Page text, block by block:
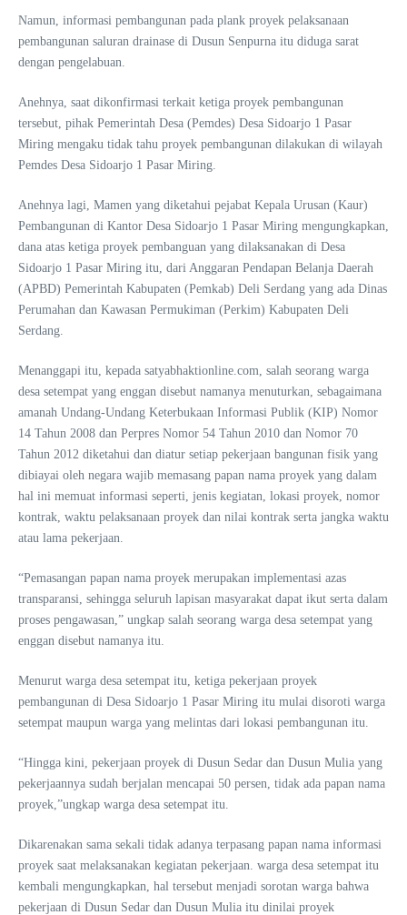
Namun, informasi pembangunan pada plank proyek pelaksanaan
pembangunan saluran drainase di Dusun Senpurna itu diduga sarat
dengan pengelabuan.
Anehnya, saat dikonfirmasi terkait ketiga proyek pembangunan
tersebut, pihak Pemerintah Desa (Pemdes) Desa Sidoarjo 1 Pasar
Miring mengaku tidak tahu proyek pembangunan dilakukan di wilayah
Pemdes Desa Sidoarjo 1 Pasar Miring.
Anehnya lagi, Mamen yang diketahui pejabat Kepala Urusan (Kaur)
Pembangunan di Kantor Desa Sidoarjo 1 Pasar Miring mengungkapkan,
dana atas ketiga proyek pembanguan yang dilaksanakan di Desa
Sidoarjo 1 Pasar Miring itu, dari Anggaran Pendapan Belanja Daerah
(APBD) Pemerintah Kabupaten (Pemkab) Deli Serdang yang ada Dinas
Perumahan dan Kawasan Permukiman (Perkim) Kabupaten Deli
Serdang.
Menanggapi itu, kepada satyabhaktionline.com, salah seorang warga
desa setempat yang enggan disebut namanya menuturkan, sebagaimana
amanah Undang-Undang Keterbukaan Informasi Publik (KIP) Nomor
14 Tahun 2008 dan Perpres Nomor 54 Tahun 2010 dan Nomor 70
Tahun 2012 diketahui dan diatur setiap pekerjaan bangunan fisik yang
dibiayai oleh negara wajib memasang papan nama proyek yang dalam
hal ini memuat informasi seperti, jenis kegiatan, lokasi proyek, nomor
kontrak, waktu pelaksanaan proyek dan nilai kontrak serta jangka waktu
atau lama pekerjaan.
“Pemasangan papan nama proyek merupakan implementasi azas
transparansi, sehingga seluruh lapisan masyarakat dapat ikut serta dalam
proses pengawasan,” ungkap salah seorang warga desa setempat yang
enggan disebut namanya itu.
Menurut warga desa setempat itu, ketiga pekerjaan proyek
pembangunan di Desa Sidoarjo 1 Pasar Miring itu mulai disoroti warga
setempat maupun warga yang melintas dari lokasi pembangunan itu.
“Hingga kini, pekerjaan proyek di Dusun Sedar dan Dusun Mulia yang
pekerjaannya sudah berjalan mencapai 50 persen, tidak ada papan nama
proyek,”ungkap warga desa setempat itu.
Dikarenakan sama sekali tidak adanya terpasang papan nama informasi
proyek saat melaksanakan kegiatan pekerjaan. warga desa setempat itu
kembali mengungkapkan, hal tersebut menjadi sorotan warga bahwa
pekerjaan di Dusun Sedar dan Dusun Mulia itu dinilai proyek